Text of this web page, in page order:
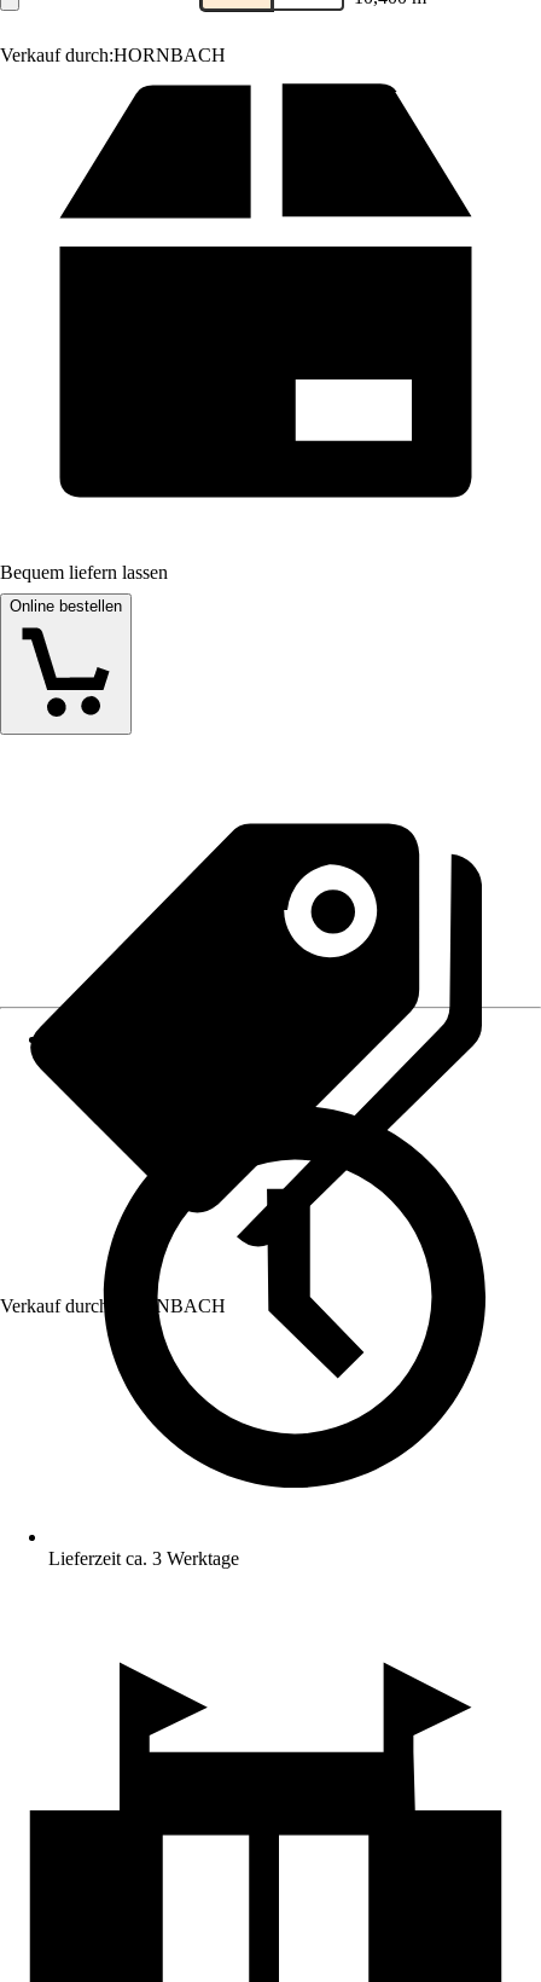
Verkauf durch:HORNBACH
Bequem liefern lassen
Online bestellen
Verkauf durch: HORNBACH
Lieferzeit ca. 3 Werktage